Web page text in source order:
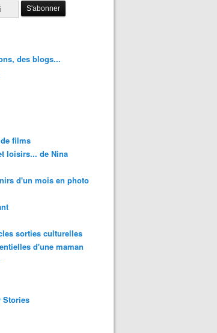
des blogs...
films
loisirs... de Nina
d'un mois en photo
sorties culturelles
d'une maman
Stories